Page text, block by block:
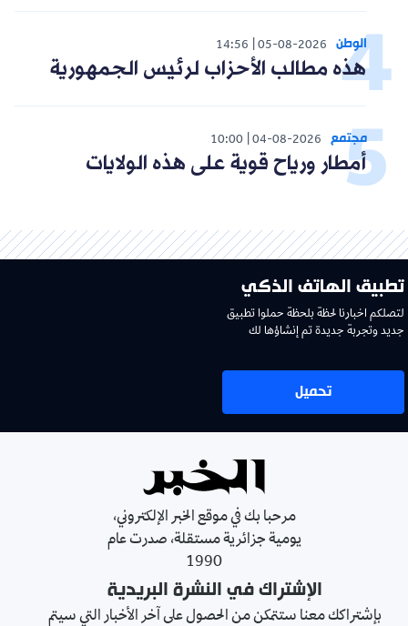
الوطن 05-08-2026
14:56
هذه مطالب الأحزاب لرئيس الجمهورية
مجتمع 04-08-2026
10:00
أمطار ورياح قوية على هذه الولايات
تطبيق الهاتف الذكي
لتصلكم اخبارنا لحظة بلحظة حملوا تطبيق
جديد وتجربة جديدة تم إنشاؤها لك
تحميل
مرحبا بك في موقع الخبر الإلكتروني،
يومية جزائرية مستقلة، صدرت عام
1990
الإشتراك في النشرة البريدية
بإشتراكك معنا ستتمكن من الحصول على آخر الأخبار التي سيتم